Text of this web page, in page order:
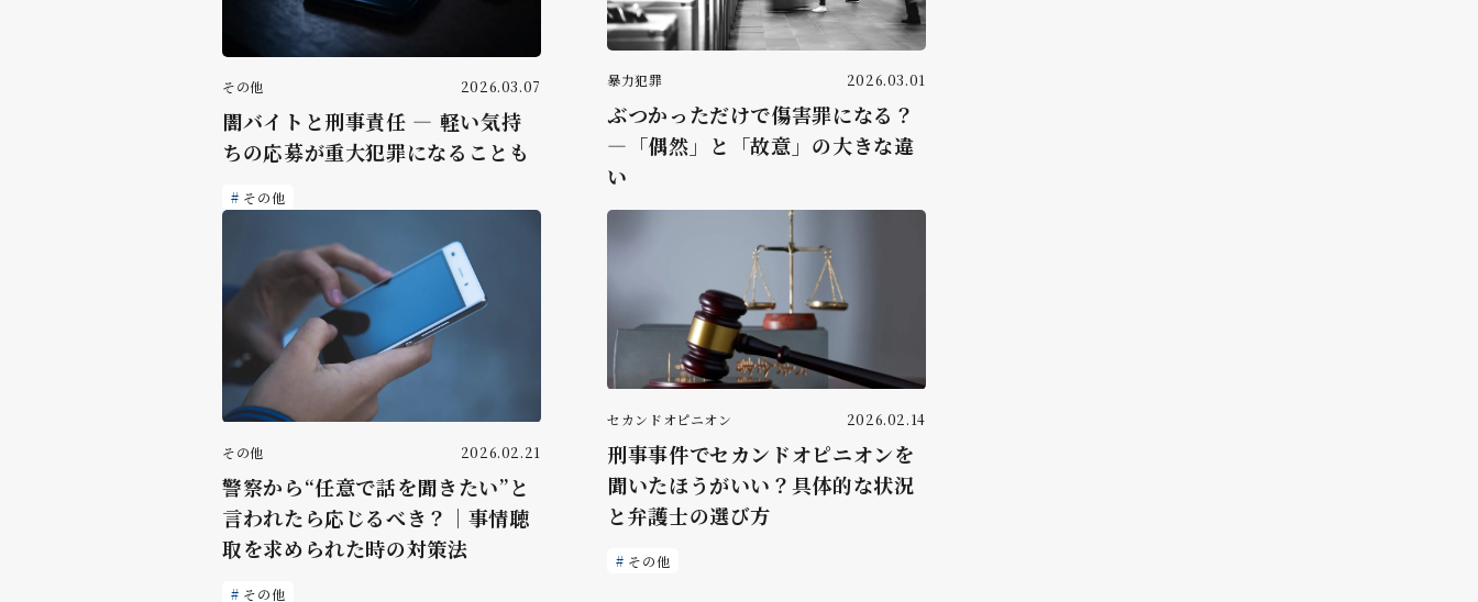
その他 2026.03.07
闇バイトと刑事責任 ― 軽い気持
ちの応募が重大犯罪になることも
その他
暴力犯罪 2026.03.01
ぶつかっただけで傷害罪になる？
―「偶然」と「故意」の大きな違
い
その他 2026.02.21
警察から“任意で話を聞きたい”と
言われたら応じるべき？｜事情聴
取を求められた時の対策法
その他
セカンドオピニオン 2026.02.14
刑事事件でセカンドオピニオンを
聞いたほうがいい？具体的な状況
と弁護士の選び方
その他